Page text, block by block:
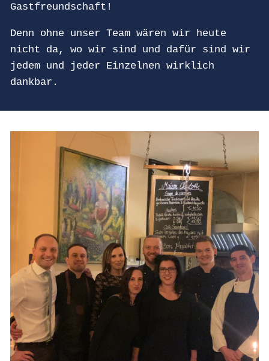
Gastfreundschaft!
Denn ohne unser Team wären wir heute
nicht da, wo wir sind und dafür sind wir
jedem und jeder Einzelnen wirklich
dankbar.